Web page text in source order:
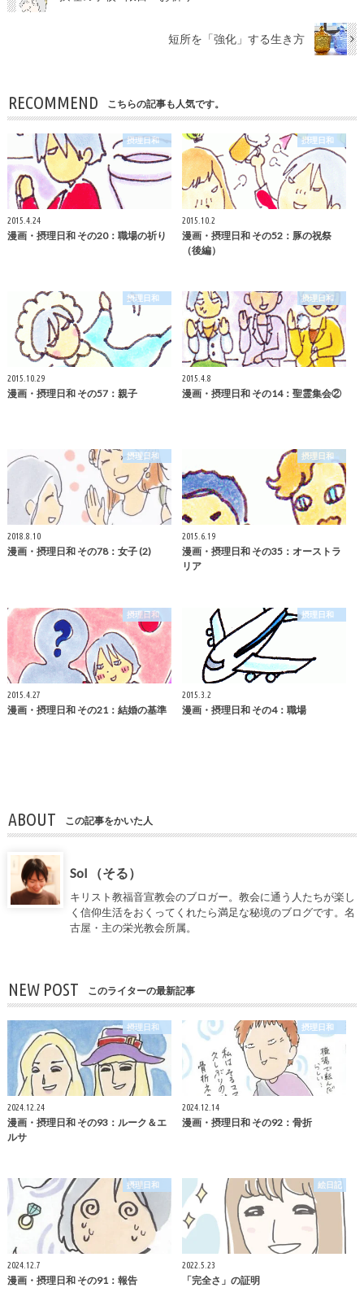
短所を「強化」する生き方
RECOMMEND こちらの記事も人気です。
摂理日和
2015.4.24
漫画・摂理日和 その20：職場の祈り
摂理日和
2015.10.2
漫画・摂理日和 その52：豚の祝祭
（後編）
摂理日和
2015.10.29
漫画・摂理日和 その57：親子
摂理日和
2015.4.8
漫画・摂理日和 その14：聖霊集会②
摂理日和
2018.8.10
漫画・摂理日和 その78：女子 (2)
摂理日和
2015.6.19
漫画・摂理日和 その35：オーストラ
リア
摂理日和
2015.4.27
漫画・摂理日和 その21：結婚の基準
摂理日和
2015.3.2
漫画・摂理日和 その4：職場
ABOUT この記事をかいた人
Sol （そる）
キリスト教福音宣教会のブロガー。教会に通う人たちが楽し
く信仰生活をおくってくれたら満足な秘境のブログです。名
古屋・主の栄光教会所属。
NEW POST このライターの最新記事
摂理日和
2024.12.24
漫画・摂理日和 その93：ルーク＆エ
ルサ
摂理日和
2024.12.14
漫画・摂理日和 その92：骨折
摂理日和
2024.12.7
漫画・摂理日和 その91：報告
絵日記
2022.5.23
「完全さ」の証明